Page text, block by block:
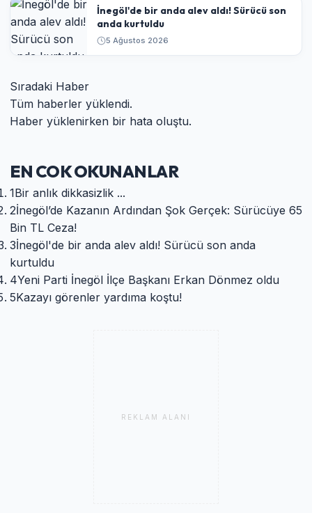
İnegöl'de bir anda alev aldı! Sürücü son
anda kurtuldu
5 Ağustos 2026
Sıradaki Haber
Tüm haberler yüklendi.
Haber yüklenirken bir hata oluştu.
EN COK OKUNANLAR
1Bir anlık dikkasizlik ...
2​İnegöl’de Kazanın Ardından Şok Gerçek: Sürücüye 65
Bin TL Ceza!
3İnegöl'de bir anda alev aldı! Sürücü son anda
kurtuldu
4Yeni Parti İnegöl İlçe Başkanı Erkan Dönmez oldu
5Kazayı görenler yardıma koştu!
REKLAM ALANI